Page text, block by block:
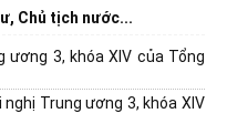
Chủ tịch nước...
ương 3, khóa XIV của Tổng
Trung ương 3, khóa XIV